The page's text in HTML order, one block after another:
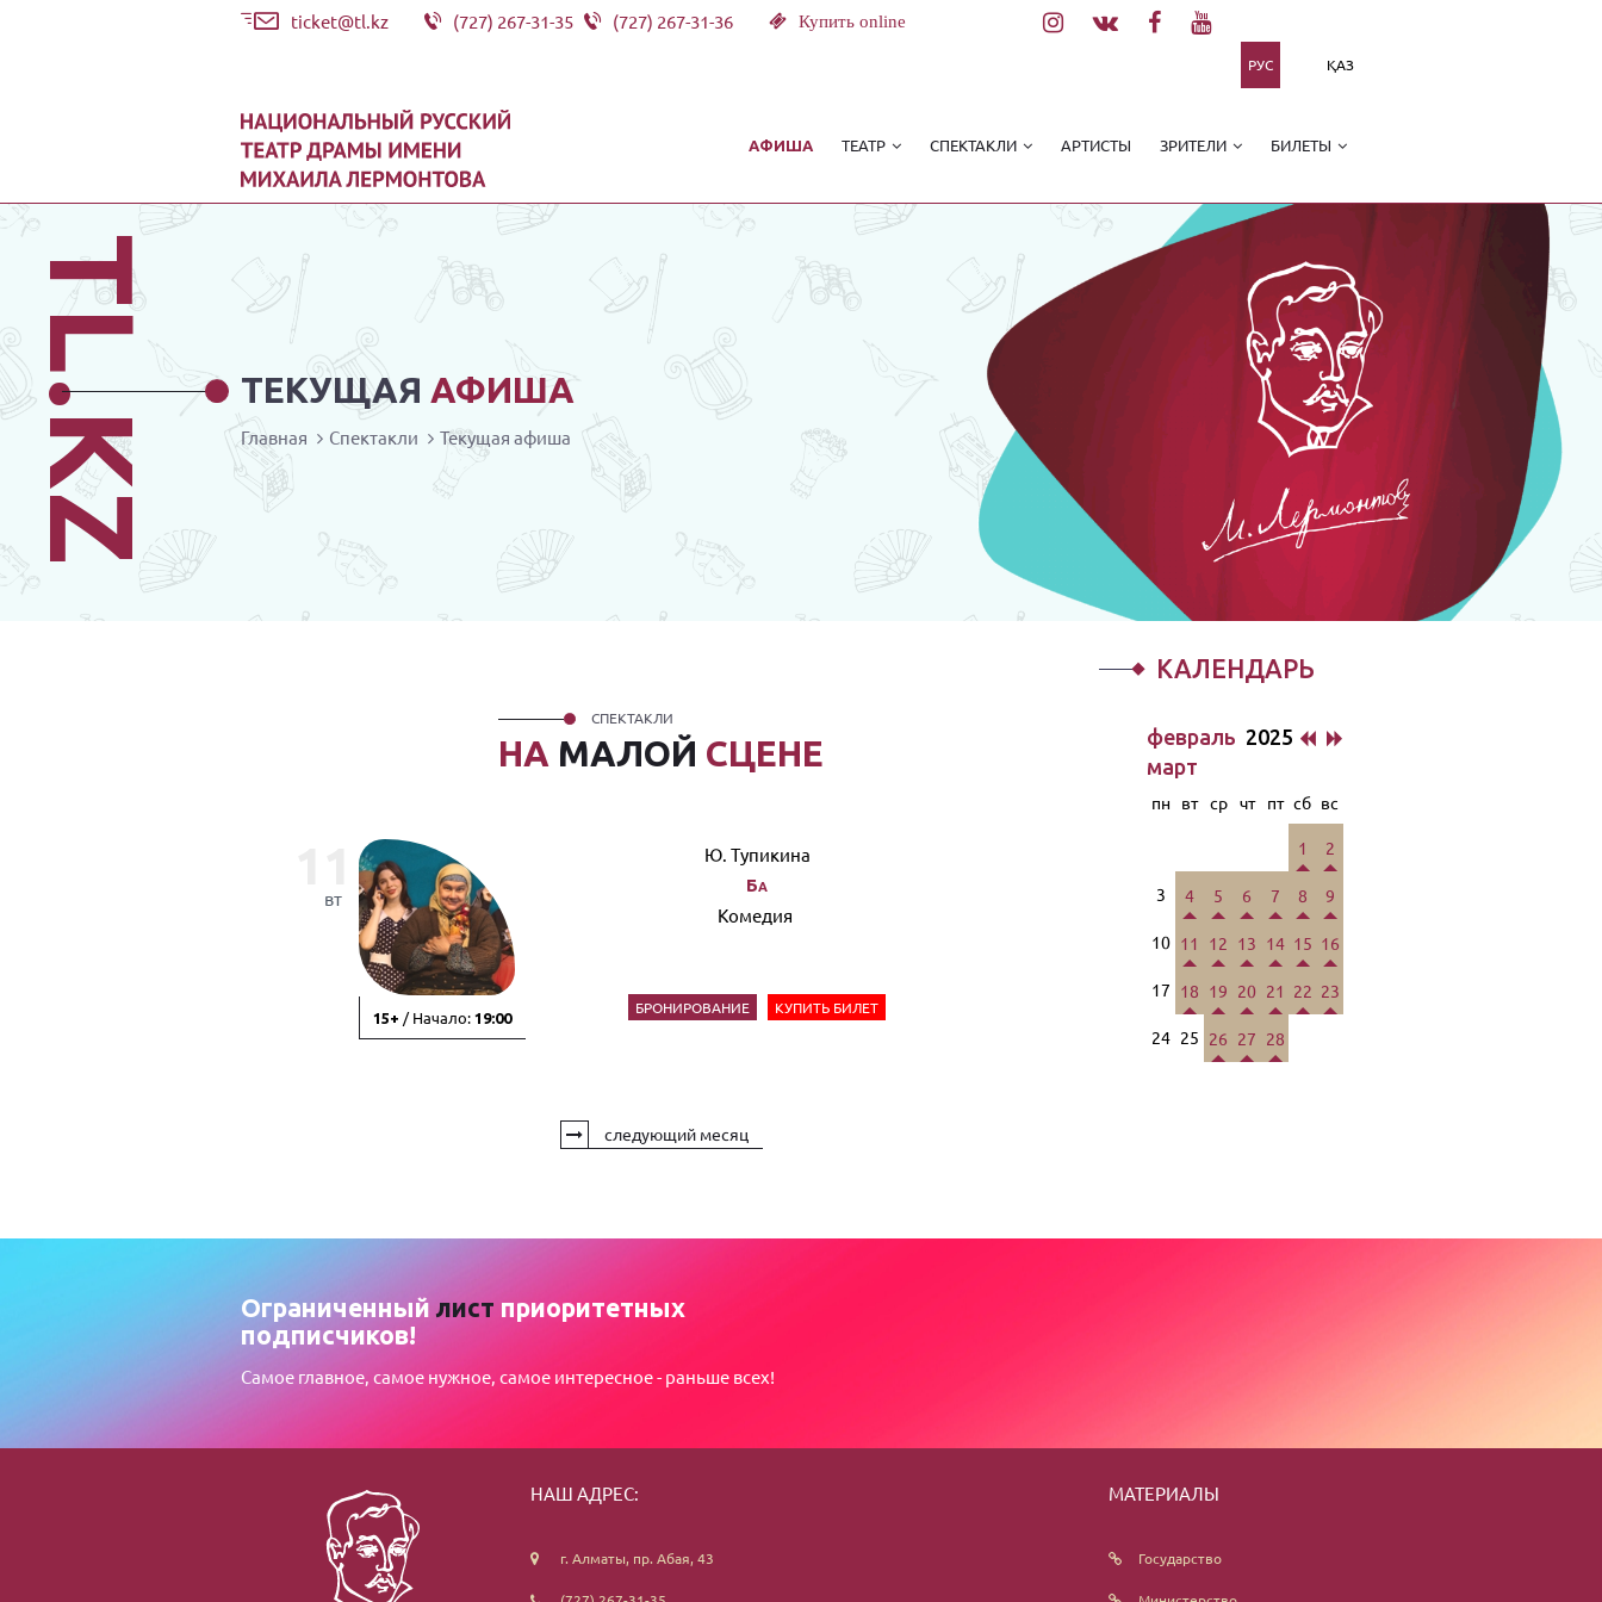
ticket@tl.kz (727) 267-31-35 (727) 267-31-36 Купить online
РУС ҚАЗ
АФИША ТЕАТР СПЕКТАКЛИ АРТИСТЫ ЗРИТЕЛИ БИЛЕТЫ
ТЕКУЩАЯ АФИША
TL.KZ Главная Спектакли Текущая афиша
НА МАЛОЙ СЦЕНЕ
СПЕКТАКЛИ
вт
15+ / Начало: 19:00
Ю. Тупикина
Ба
Комедия
БРОНИРОВАНИЕ КУПИТЬ БИЛЕТ
следующий месяц
КАЛЕНДАРЬ
февраль 2025
март
пн вт ср чт пт сб вс
1 2
3 4 5 6 7 8 9
10 11 12 13 14 15 16
17 18 19 20 21 22 23
24 25 26 27 28
Ограниченныйлист приоритетных
подписчиков!
Самое главное, самое нужное, самое интересное - раньше всех!
НАШ АДРЕС:
г. Алматы, пр. Абая, 43
МАТЕРИАЛЫ
Государство